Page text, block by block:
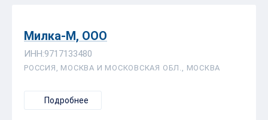
Милка-М, ООО
ИНН:9717133480
РОССИЯ, МОСКВА И МОСКОВСКАЯ ОБЛ., МОСКВА
Подробнее